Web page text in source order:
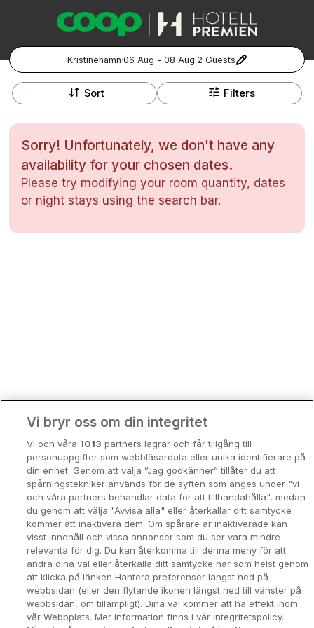
Kristinehamn·06 Aug - 08 Aug·2 Guests
Popular Destinations:
Stockholm
Göteborg
Sort Filters
+
−
Sorry! Unfortunately, we don't have any
availability for your chosen dates.
Please try modifying your room quantity, dates
or night stays using the search bar.
Kontakta ossVanliga frågorAllmänna villkor
Gift VouchersCoop.se Manage Preferences
Storstadsweekend
Hotellrum under 995 kr
Spahotell
Sydsverige
Om Hotellpremien
Nya hotell
Stadsweekend
Vi bryr oss om din integritet
Vi och våra 1013 partners lagrar och får tillgång till
personuppgifter som webbläsardata eller unika identifierare på
din enhet. Genom att välja ”Jag godkänner” tillåter du att
spårningstekniker används för de syften som anges under "vi
och våra partners behandlar data för att tillhandahålla", medan
du genom att välja "Avvisa alla" eller återkallar ditt samtycke
kommer att inaktivera dem. Om spårare är inaktiverade kan
visst innehåll och vissa annonser som du ser vara mindre
relevanta för dig. Du kan återkomma till denna meny för att
ändra dina val eller återkalla ditt samtycke när som helst genom
att klicka på länken Hantera preferenser längst ned på
webbsidan (eller den flytande ikonen längst ned till vänster på
webbsidan, om tillämpligt). Dina val kommer att ha effekt inom
vår Webbplats. Mer information finns i vår integritetspolicy.